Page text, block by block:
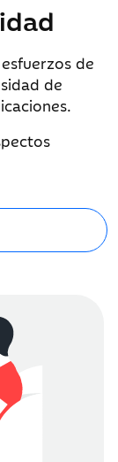
de
de